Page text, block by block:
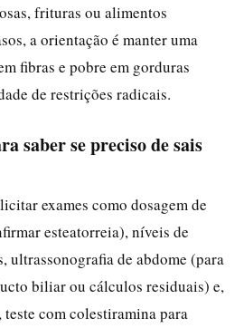
frituras ou alimentos
a orientação é manter uma
fibras e pobre em gorduras
de restrições radicais.
saber se preciso de sais
exames como dosagem de
esteatorreia), níveis de
ultrassonografia de abdome (para
biliar ou cálculos residuais) e,
teste com colestiramina para